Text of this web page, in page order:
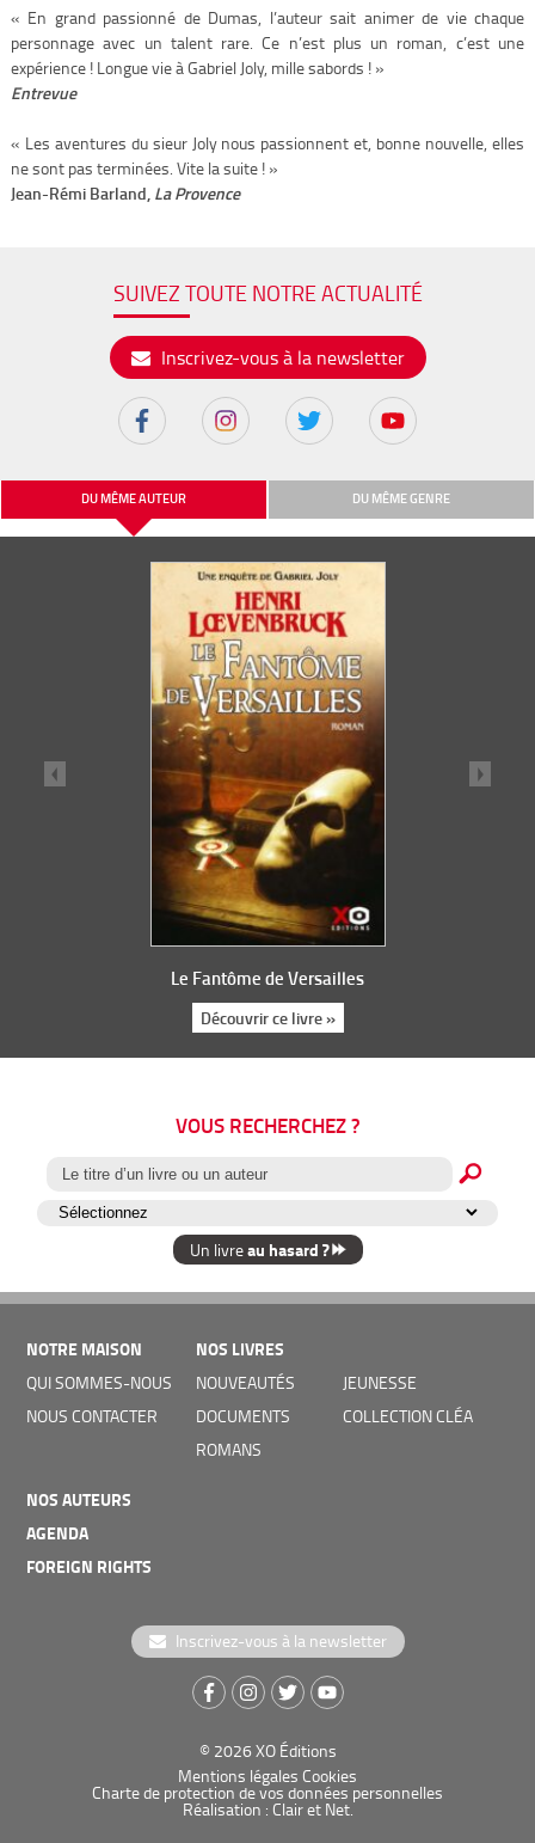
« En grand passionné de Dumas, l’auteur sait animer de vie chaque
personnage avec un talent rare. Ce n’est plus un roman, c’est une
expérience ! Longue vie à Gabriel Joly, mille sabords ! »
Entrevue
« Les aventures du sieur Joly nous passionnent et, bonne nouvelle, elles
ne sont pas terminées. Vite la suite ! »
Jean-Rémi Barland, La Provence
SUIVEZ TOUTE NOTRE ACTUALITÉ
Inscrivez-vous à la newsletter
DU MÊME AUTEUR DU MÊME GENRE
Le Fantôme de Versailles
Découvrir ce livre »
VOUS RECHERCHEZ ?
Un livreau hasard ?
NOTRE MAISON
QUI SOMMES-NOUS
NOUS CONTACTER
NOS LIVRES
NOUVEAUTÉS
DOCUMENTS
ROMANS
JEUNESSE
COLLECTION CLÉA
NOS AUTEURS
AGENDA
FOREIGN RIGHTS
Inscrivez-vous à la newsletter
© 2026XO Éditions
Mentions légales Cookies
Charte de protection de vos données personnelles
Réalisation : Clair et Net.